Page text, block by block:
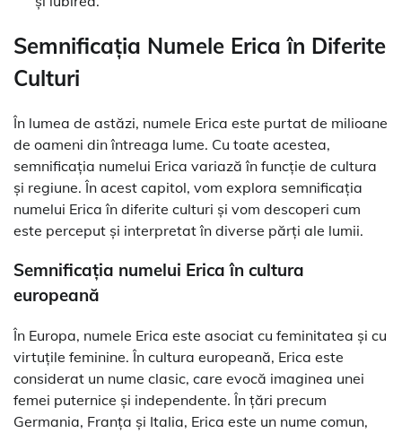
Semnificația Numele Erica în Diferite
Culturi
În lumea de astăzi, numele Erica este purtat de milioane
de oameni din întreaga lume. Cu toate acestea,
semnificația numelui Erica variază în funcție de cultura
și regiune. În acest capitol, vom explora semnificația
numelui Erica în diferite culturi și vom descoperi cum
este perceput și interpretat în diverse părți ale lumii.
Semnificația numelui Erica în cultura
europeană
În Europa, numele Erica este asociat cu feminitatea și cu
virtuțile feminine. În cultura europeană, Erica este
considerat un nume clasic, care evocă imaginea unei
femei puternice și independente. În țări precum
Germania, Franța și Italia, Erica este un nume comun,